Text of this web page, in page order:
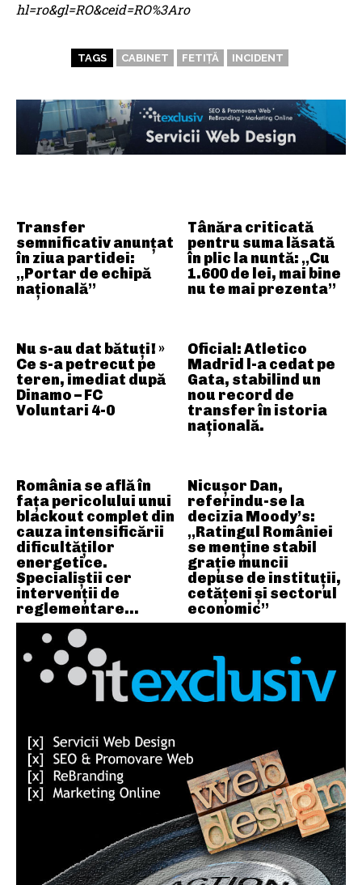
Transfer
semnificativ anunțat
în ziua partidei:
„Portar de echipă
națională”
Tânăra criticată
pentru suma lăsată
în plic la nuntă: „Cu
1.600 de lei, mai bine
nu te mai prezenta”
Nu s-au dat bătuți! »
Ce s-a petrecut pe
teren, imediat după
Dinamo – FC
Voluntari 4-0
Oficial: Atletico
Madrid l-a cedat pe
Gata, stabilind un
nou record de
transfer în istoria
națională.
România se află în
fața pericolului unui
blackout complet din
cauza intensificării
dificultăților
energetice.
Specialiștii cer
intervenții de
reglementare…
Nicușor Dan,
referindu-se la
decizia Moody’s:
„Ratingul României
se menține stabil
grație muncii
depuse de instituții,
cetățeni și sectorul
economic”
hl=ro&gl=RO&ceid=RO%3Aro
TAGS CABINET FETIȚĂ INCIDENT